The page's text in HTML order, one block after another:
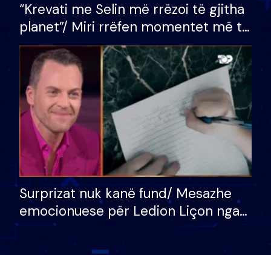
“Krevati me Selin më rrëzoi të gjitha
planet”/ Miri rrëfen momentet më të
bukura në shtëpinë e BB VIP: Do më
mungojë zilja e mëngjesit kur…
Surprizat nuk kanë fund/ Mesazhe
emocionuese për Ledion Liçon nga
nëna dhe fëmijët e tij, moderatori
nuk i mban dot lotët: Nuk meritoj…